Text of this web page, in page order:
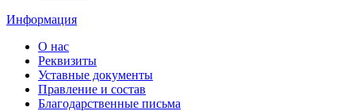
Информация
О нас
Реквизиты
Уставные документы
Правление и состав
Благодарственные письма